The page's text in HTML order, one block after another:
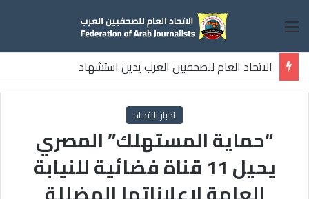
القائمة
الاتحاد العام للصحفيين العرب يدين استشهاد
ثلاثة صحفيين فلسطينيين باستهداف إسرائيلي وسط قطاع غزة
اخبار الاتحاد
“حماية المستهلك” المصري
يحيل 11 قناة فضائية للنيابة